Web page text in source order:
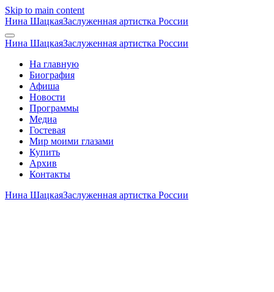
Skip to main content
Нина ШацкаяЗаслуженная артистка России
Нина ШацкаяЗаслуженная артистка России
На главную
Биография
Афиша
Новости
Программы
Медиа
Гостевая
Мир моими глазами
Купить
Архив
Контакты
Нина ШацкаяЗаслуженная артистка России